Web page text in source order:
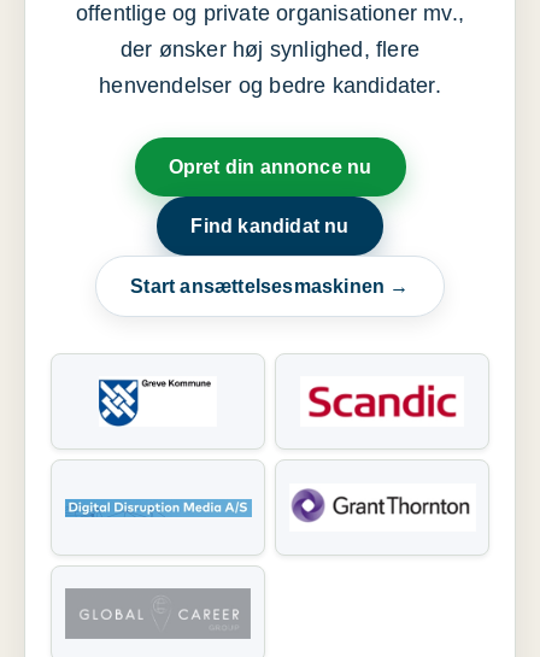
offentlige og private organisationer mv.,
der ønsker høj synlighed, flere
henvendelser og bedre kandidater.
Opret din annonce nu
Find kandidat nu
Start ansættelsesmaskinen →